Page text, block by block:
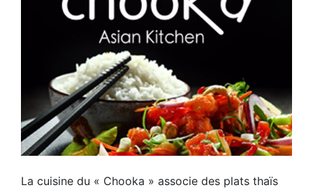
La cuisine du « Chooka » associe des plats thaïs